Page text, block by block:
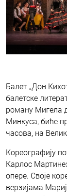
Балет „Дон
балетске
роману Мигела
Минкуса, биће
часова, на
Кореографију
Карлос
опере. Своје
верзијама